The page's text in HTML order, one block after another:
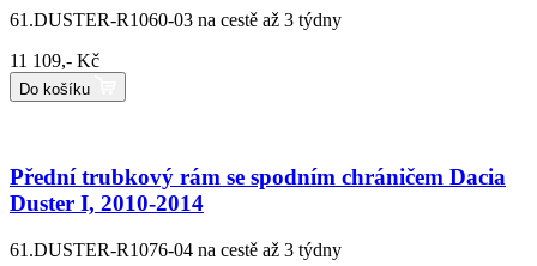
61.DUSTER-R1060-03 na cestě až 3 týdny
11 109,- Kč
Do košíku
Přední trubkový rám se spodním chráničem Dacia
Duster I, 2010-2014
61.DUSTER-R1076-04 na cestě až 3 týdny